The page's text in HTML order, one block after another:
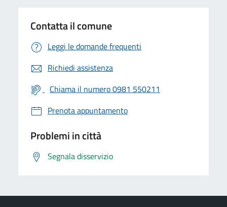
Contatta il comune
Leggi le domande frequenti
Richiedi assistenza
Chiama il numero 0981 550211
Prenota appuntamento
Problemi in città
Segnala disservizio